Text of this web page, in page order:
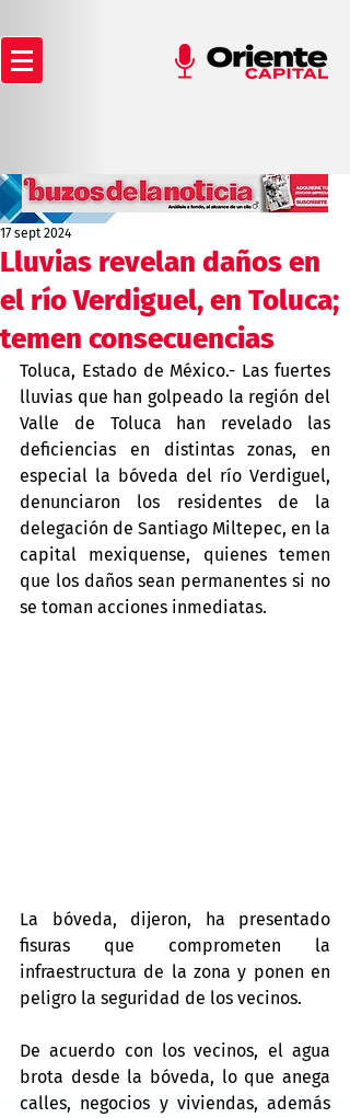
Lluvias revelan daños en
el río Verdiguel, en Toluca;
temen consecuencias
17 sept 2024
Toluca, Estado de México.- Las fuertes
lluvias que han golpeado la región del
Valle de Toluca han revelado las
deficiencias en distintas zonas, en
especial la bóveda del río Verdiguel,
denunciaron los residentes de la
delegación de Santiago Miltepec, en la
capital mexiquense, quienes temen
que los daños sean permanentes si no
se toman acciones inmediatas.
La bóveda, dijeron, ha presentado
fisuras que comprometen la
infraestructura de la zona y ponen en
peligro la seguridad de los vecinos.
De acuerdo con los vecinos, el agua
brota desde la bóveda, lo que anega
calles, negocios y viviendas, además